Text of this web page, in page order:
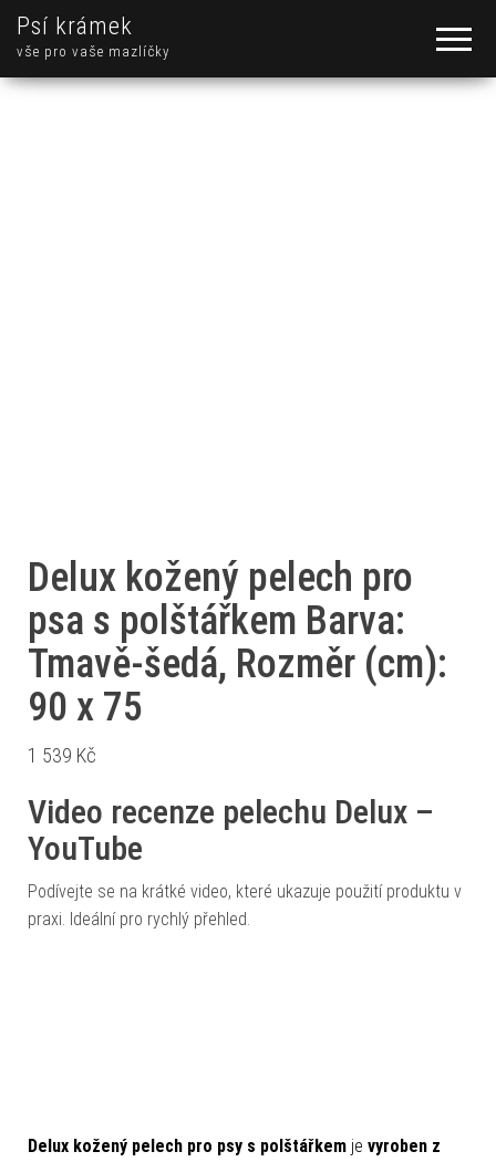
Psí krámek
vše pro vaše mazlíčky
Delux kožený pelech pro
psa s polštářkem Barva:
Tmavě-šedá, Rozměr (cm):
90 x 75
1 539 Kč
Video recenze pelechu Delux –
YouTube
Podívejte se na krátké video, které ukazuje použití produktu v
praxi. Ideální pro rychlý přehled.
Delux kožený pelech pro psy s polštářkem je vyroben z